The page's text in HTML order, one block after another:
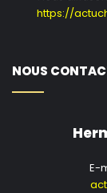
de
bénéficiaire
des
https://
NOUS
E-